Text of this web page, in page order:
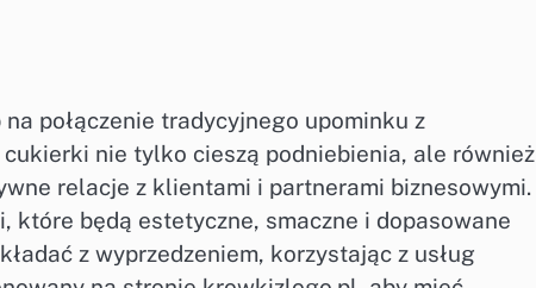
połączenie tradycyjnego upominku z
nie tylko cieszą podniebienia, ale również
relacje z klientami i partnerami biznesowymi.
będą estetyczne, smaczne i dopasowane
z wyprzedzeniem, korzystając z usług